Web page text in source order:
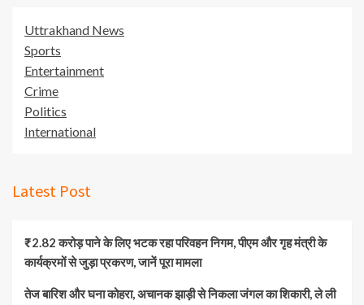
Uttrakhand News
Sports
Entertainment
Crime
Politics
International
Latest Post
₹2.82 करोड़ पाने के लिए भटक रहा परिवहन निगम, पीएम और गृह मंत्री के
कार्यक्रमों से जुड़ा प्रकरण, जानें पूरा मामला
तेज बारिश और घना कोहरा, अचानक झाड़ी से निकला जंगल का शिकारी, ले ली